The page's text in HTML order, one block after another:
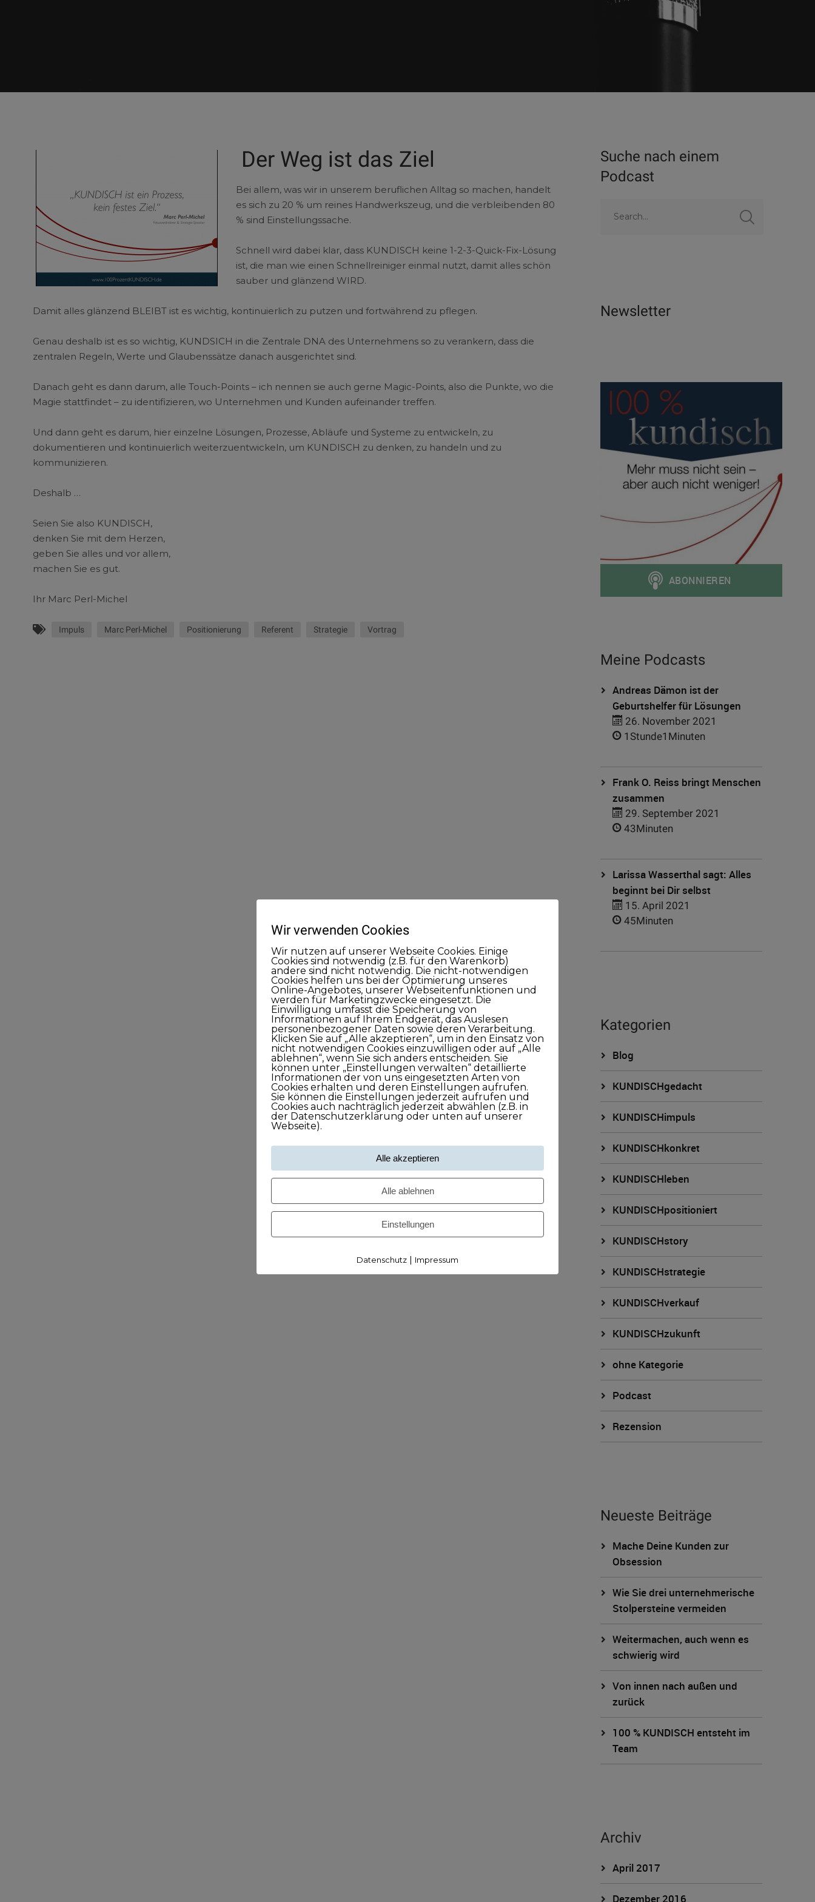
Der Weg ist das Ziel
Bei allem, was wir in unserem beruflichen Alltag so machen, handelt
es sich zu 20 % um reines Handwerkszeug, und die verbleibenden 80
% sind Einstellungssache.
Schnell wird dabei klar, dass KUNDISCH keine 1-2-3-Quick-Fix-Lösung
ist, die man wie einen Schnellreiniger einmal nutzt, damit alles schön
sauber und glänzend WIRD.
Damit alles glänzend BLEIBT ist es wichtig, kontinuierlich zu putzen und fortwährend zu pflegen.
Genau deshalb ist es so wichtig, KUNDSICH in die Zentrale DNA des Unternehmens so zu verankern, dass die
zentralen Regeln, Werte und Glaubenssätze danach ausgerichtet sind.
Danach geht es dann darum, alle Touch-Points – ich nennen sie auch gerne Magic-Points, also die Punkte, wo die
Magie stattfindet – zu identifizieren, wo Unternehmen und Kunden aufeinander treffen.
Und dann geht es darum, hier einzelne Lösungen, Prozesse, Abläufe und Systeme zu entwickeln, zu
dokumentieren und kontinuierlich weiterzuentwickeln, um KUNDISCH zu denken, zu handeln und zu
kommunizieren.
Deshalb …
Seien Sie also KUNDISCH,
denken Sie mit dem Herzen,
geben Sie alles und vor allem,
machen Sie es gut.
Ihr Marc Perl-Michel
Impuls Marc Perl-Michel Positionierung Referent Strategie Vortrag
Suche nach einem
Podcast
Newsletter
Meine Podcasts
Andreas Dämon ist der
Geburtshelfer für Lösungen
26. November 2021
1Stunde1Minuten
Frank O. Reiss bringt Menschen
zusammen
29. September 2021
43Minuten
Larissa Wasserthal sagt: Alles
beginnt bei Dir selbst
15. April 2021
45Minuten
Kategorien
Blog
KUNDISCHgedacht
KUNDISCHimpuls
KUNDISCHkonkret
KUNDISCHleben
KUNDISCHpositioniert
KUNDISCHstory
KUNDISCHstrategie
KUNDISCHverkauf
KUNDISCHzukunft
ohne Kategorie
Podcast
Rezension
Neueste Beiträge
Mache Deine Kunden zur
Obsession
Wie Sie drei unternehmerische
Stolpersteine vermeiden
Weitermachen, auch wenn es
schwierig wird
Von innen nach außen und
zurück
100 % KUNDISCH entsteht im
Team
Archiv
April 2017
Dezember 2016
Wir verwenden Cookies
Wir nutzen auf unserer Webseite Cookies. Einige
Cookies sind notwendig (z.B. für den Warenkorb)
andere sind nicht notwendig. Die nicht-notwendigen
Cookies helfen uns bei der Optimierung unseres
Online-Angebotes, unserer Webseitenfunktionen und
werden für Marketingzwecke eingesetzt. Die
Einwilligung umfasst die Speicherung von
Informationen auf Ihrem Endgerät, das Auslesen
personenbezogener Daten sowie deren Verarbeitung.
Klicken Sie auf „Alle akzeptieren“, um in den Einsatz von
nicht notwendigen Cookies einzuwilligen oder auf „Alle
ablehnen“, wenn Sie sich anders entscheiden. Sie
können unter „Einstellungen verwalten“ detaillierte
Informationen der von uns eingesetzten Arten von
Cookies erhalten und deren Einstellungen aufrufen.
Sie können die Einstellungen jederzeit aufrufen und
Cookies auch nachträglich jederzeit abwählen (z.B. in
der Datenschutzerklärung oder unten auf unserer
Webseite).
Alle akzeptieren
Alle ablehnen
Einstellungen
Datenschutz | Impressum